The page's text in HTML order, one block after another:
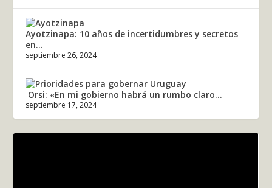
Ayotzinapa: 10 años de incertidumbres y secretos
en...
septiembre 26, 2024
Orsi: «En mi gobierno habrá un rumbo claro...
septiembre 17, 2024